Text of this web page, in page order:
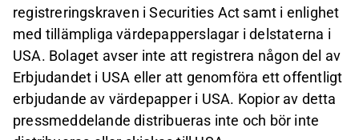
registreringskraven i Securities Act samt i enlighet
med tillämpliga värdepapperslagar i delstaterna i
USA. Bolaget avser inte att registrera någon del av
Erbjudandet i USA eller att genomföra ett offentligt
erbjudande av värdepapper i USA. Kopior av detta
pressmeddelande distribueras inte och bör inte